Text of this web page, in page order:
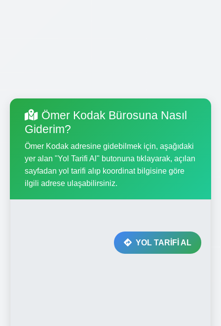
Ömer Kodak Bürosuna Nasıl
Giderim?
Ömer Kodak adresine gidebilmek için, aşağıdaki
yer alan "Yol Tarifi Al" butonuna tıklayarak, açılan
sayfadan yol tarifi alıp koordinat bilgisine göre
ilgili adrese ulaşabilirsiniz.
YOL TARİFİ AL